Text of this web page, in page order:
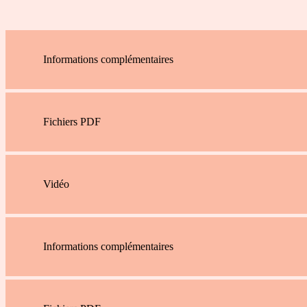
Informations complémentaires
Fichiers PDF
Vidéo
Informations complémentaires